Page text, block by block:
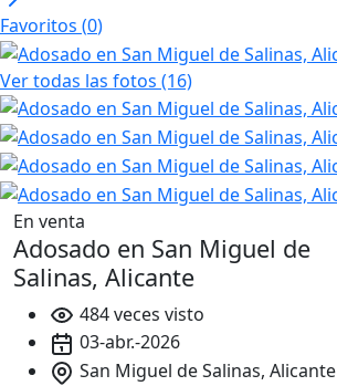
Favoritos (0)
Ver todas las fotos (16)
En venta
Adosado en San Miguel de
Salinas, Alicante
484 veces visto
03-abr.-2026
San Miguel de Salinas, Alicante